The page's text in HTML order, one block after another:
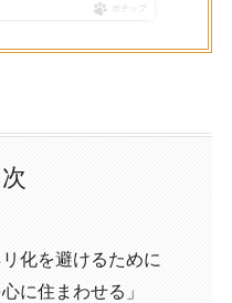
ポチップ
化を避けるために
に住まわせる」